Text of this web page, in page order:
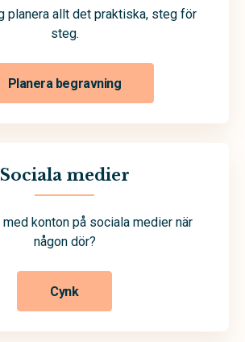
planera allt det praktiska, steg för
steg.
Planera begravning
Sociala medier
med konton på sociala medier när
någon dör?
Cynk